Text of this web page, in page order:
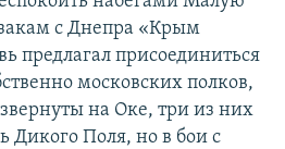
с Днепра «Крым
предлагал присоединиться
московских полков,
на Оке, три из них
Дикого Поля, но в бои с